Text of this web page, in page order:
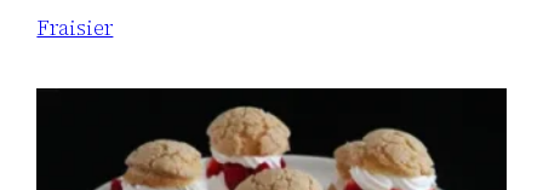
Fraisier